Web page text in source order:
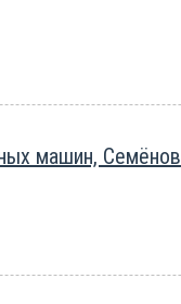
машин, Семёнов